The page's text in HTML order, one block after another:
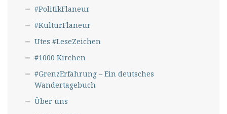
#PolitikFlaneur
#KulturFlaneur
Utes #LeseZeichen
#1000 Kirchen
#GrenzErfahrung – Ein deutsches
Wandertagebuch
Über uns